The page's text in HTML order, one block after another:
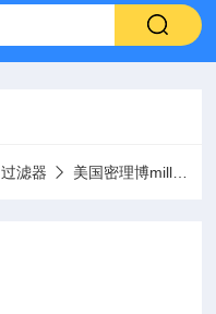
过滤器 美国密理博millipore